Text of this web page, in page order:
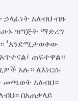
ኃላፊነት አለብህ ብዙ
ዝግጅት ማድረግ
‘እንደሚታወቀው
ጠፍተዋል።
አሉ። ለእነርሱ
መጫወት አለብህ።
በአጠቃላይ